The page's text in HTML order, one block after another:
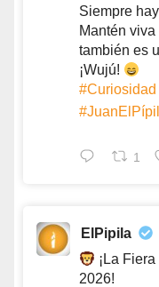
Siempre
Mantén
también es
¡Wujú!
#Curiosidad
1
ElPipila
¡La
2026!